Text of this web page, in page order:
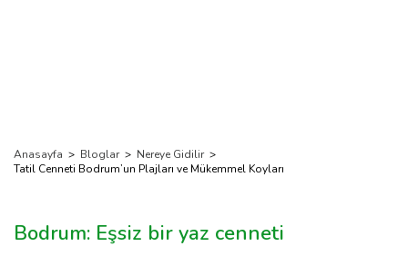
Anasayfa > Bloglar > Nereye Gidilir >
Tatil Cenneti Bodrum’un Plajları ve Mükemmel Koyları
Bodrum: Eşsiz bir yaz cenneti